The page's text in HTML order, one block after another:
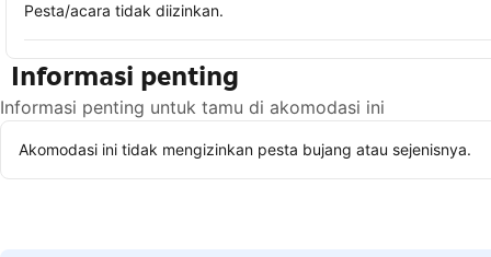
Pesta/acara tidak diizinkan.
Informasi penting
Informasi penting untuk tamu di akomodasi ini
Akomodasi ini tidak mengizinkan pesta bujang atau sejenisnya.